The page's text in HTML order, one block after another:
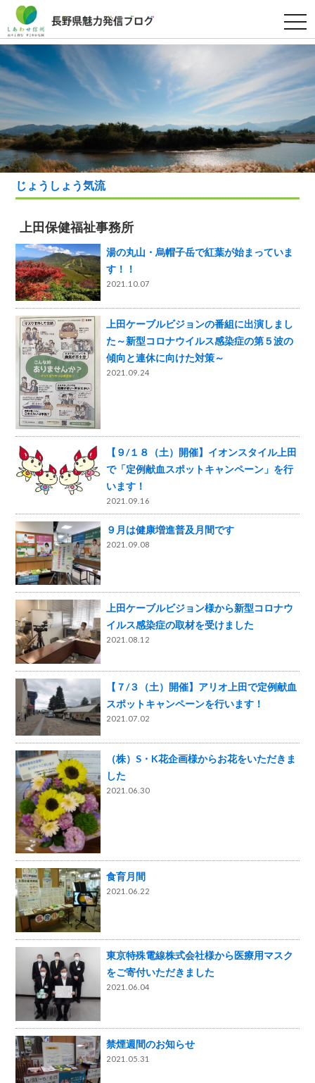
t
o
g
l
e
n
a
g
a
t
o
じょうしょう気流
上田保健福祉事務所
湯の丸山・烏帽子岳で紅葉が始まっていま
す！！
2021.10.07
上田ケーブルビジョンの番組に出演しまし
た～新型コロナウイルス感染症の第５波の
傾向と連休に向けた対策～
2021.09.24
【９/１８（土）開催】イオンスタイル上田
で「定例献血スポットキャンペーン」を行
います！
2021.09.16
９月は健康増進普及月間です
2021.09.08
上田ケーブルビジョン様から新型コロナウ
イルス感染症の取材を受けました
2021.08.12
【７/３（土）開催】アリオ上田で定例献血
スポットキャンペーンを行います！
2021.07.02
（株）S・K花企画様からお花をいただきま
した
2021.06.30
食育月間
2021.06.22
東京特殊電線株式会社様から医療用マスク
をご寄付いただきました
2021.06.04
禁煙週間のお知らせ
2021.05.31